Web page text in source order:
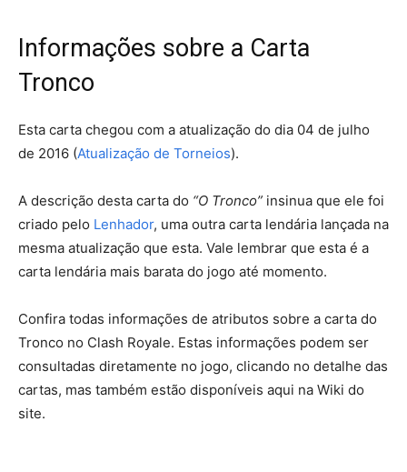
Informações sobre a Carta
Tronco
Esta carta chegou com a atualização do dia 04 de julho
de 2016 (Atualização de Torneios).
A descrição desta carta do “O Tronco” insinua que ele foi
criado pelo Lenhador, uma outra carta lendária lançada na
mesma atualização que esta. Vale lembrar que esta é a
carta lendária mais barata do jogo até momento.
Confira todas informações de atributos sobre a carta do
Tronco no Clash Royale. Estas informações podem ser
consultadas diretamente no jogo, clicando no detalhe das
cartas, mas também estão disponíveis aqui na Wiki do
site.